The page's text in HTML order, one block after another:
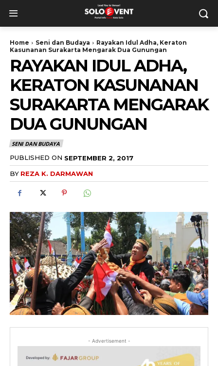
Home Seni dan Budaya
Rayakan Idul Adha, Keraton
Kasunanan Surakarta Mengarak Dua Gunungan
RAYAKAN IDUL ADHA,
KERATON KASUNANAN
SURAKARTA MENGARAK
DUA GUNUNGAN
SENI DAN BUDAYA
PUBLISHED ON SEPTEMBER 2, 2017
BY REZA K. DARMAWAN
- Advertisement -